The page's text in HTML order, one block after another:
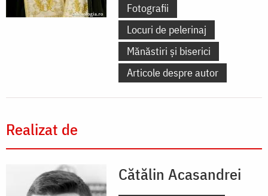
Fotografii
Locuri de pelerinaj
Mănăstiri și biserici
Articole despre autor
Realizat de
Cătălin Acasandrei